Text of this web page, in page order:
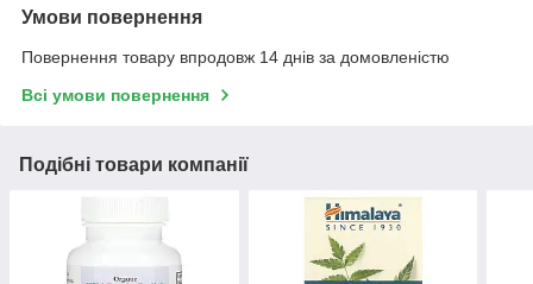
Умови повернення
Повернення товару впродовж 14 днів за домовленістю
Всі умови повернення
Подібні товари компанії